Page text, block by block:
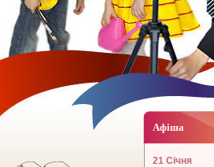
Афіша
21 Січня